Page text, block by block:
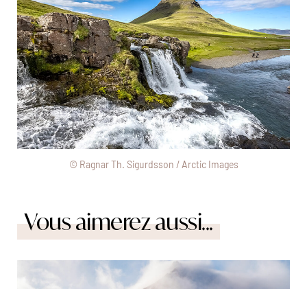
© Ragnar Th. Sigurdsson / Arctic Images
Vous aimerez aussi...
© Michalis Palis/stock adobe